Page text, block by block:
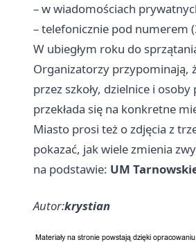
– w wiadomościach
– telefonicznie pod numerem
W ubiegłym roku do
Organizatorzy przypominają,
przez szkoły, dzielnice i
przekłada się na konkretne
Miasto prosi też o zdjęcia z
pokazać, jak wiele zmienia
na podstawie: UM
Autor:krystian